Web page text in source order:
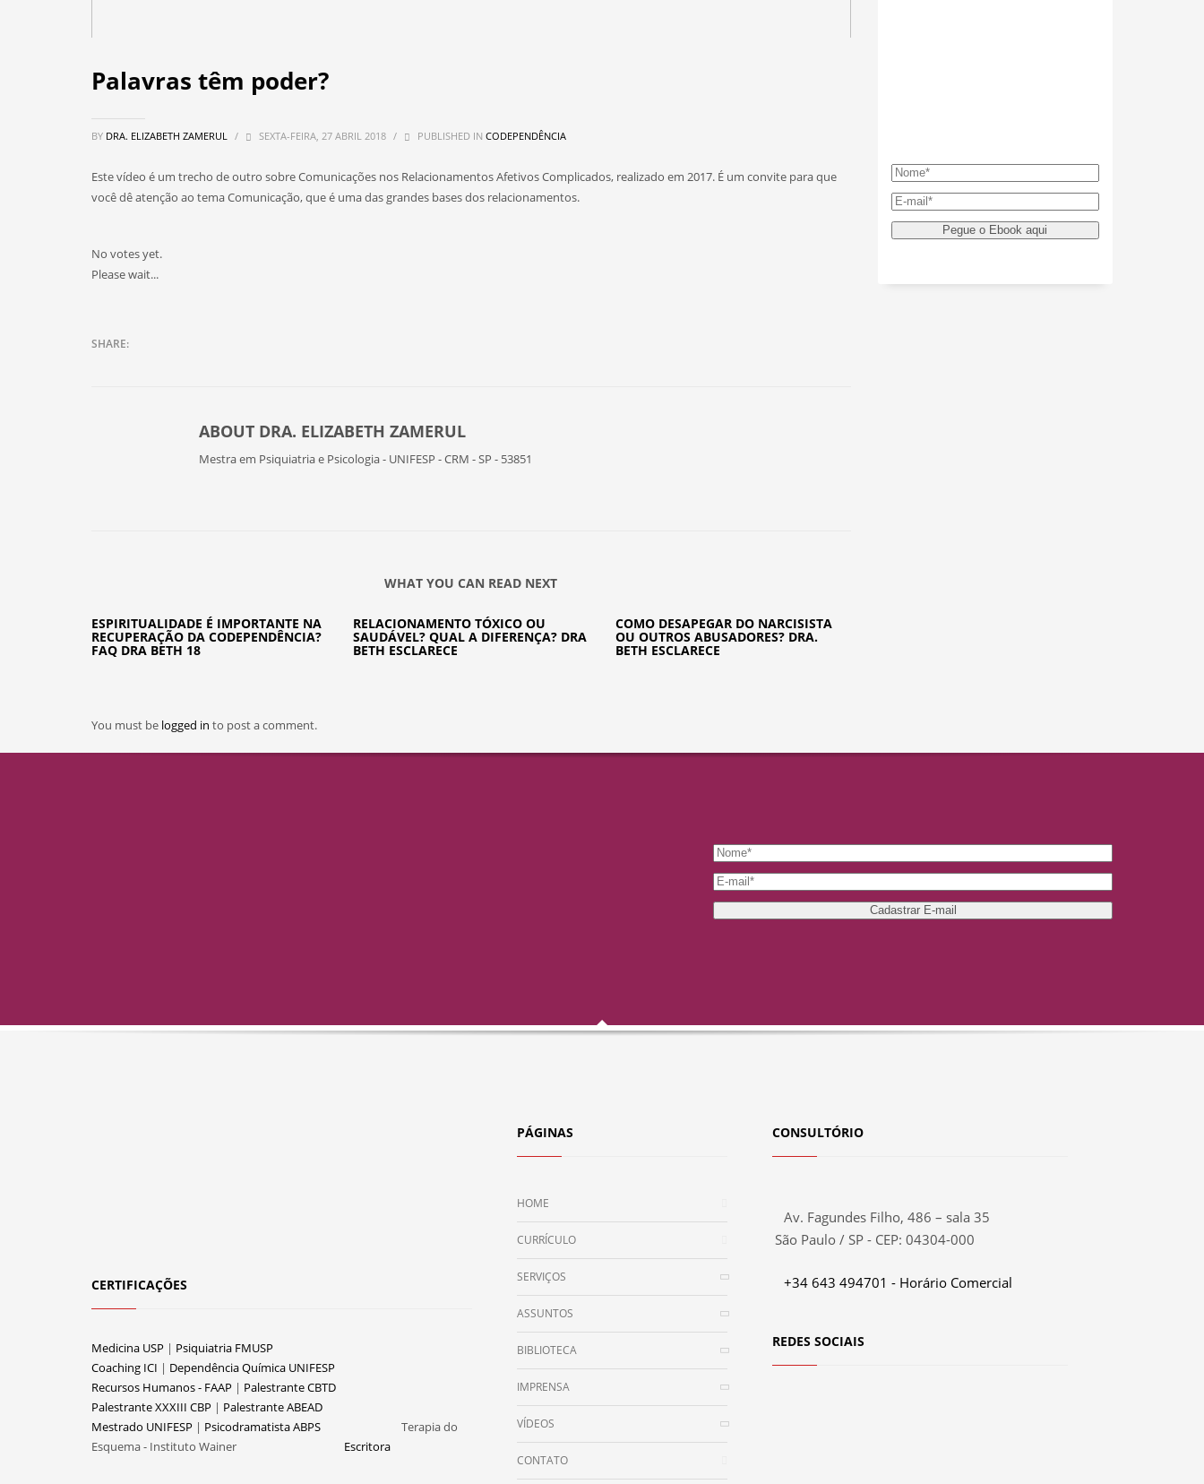
Palavras têm poder?
BY DRA. ELIZABETH ZAMERUL / SEXTA-FEIRA, 27 ABRIL 2018 / PUBLISHED IN CODEPENDÊNCIA
Este vídeo é um trecho de outro sobre Comunicações nos Relacionamentos Afetivos Complicados, realizado em 2017. É um convite para que
você dê atenção ao tema Comunicação, que é uma das grandes bases dos relacionamentos.
No votes yet.
Please wait...
ABOUT DRA. ELIZABETH ZAMERUL
Mestra em Psiquiatria e Psicologia - UNIFESP - CRM - SP - 53851
WHAT YOU CAN READ NEXT
ESPIRITUALIDADE É IMPORTANTE NA
RECUPERAÇÃO DA CODEPENDÊNCIA?
FAQ DRA BETH 18
RELACIONAMENTO TÓXICO OU
SAUDÁVEL? QUAL A DIFERENÇA? DRA
BETH ESCLARECE
COMO DESAPEGAR DO NARCISISTA
OU OUTROS ABUSADORES? DRA.
BETH ESCLARECE
You must be logged in to post a comment.
CERTIFICAÇÕES
Medicina USP | Psiquiatria FMUSP
Coaching ICI | Dependência Química UNIFESP
Recursos Humanos - FAAP | Palestrante CBTD
Palestrante XXXIII CBP | Palestrante ABEAD
Mestrado UNIFESP | Psicodramatista ABPS
Terapia do
Esquema - Instituto Wainer
Escritora
PÁGINAS
HOME
CURRÍCULO
SERVIÇOS
ASSUNTOS
BIBLIOTECA
IMPRENSA
VÍDEOS
CONTATO
CONSULTÓRIO
Av. Fagundes Filho, 486 – sala 35
São Paulo / SP - CEP: 04304-000
+34 643 494701 - Horário Comercial
REDES SOCIAIS